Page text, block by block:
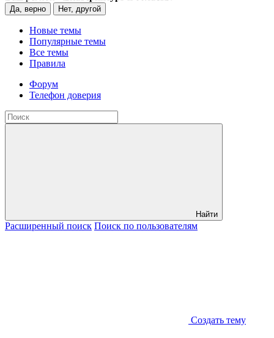
Да, верно Нет, другой
Новые темы
Популярные темы
Все темы
Правила
Форум
Телефон доверия
Найти
Расширенный поиск Поиск по пользователям
Создать тему